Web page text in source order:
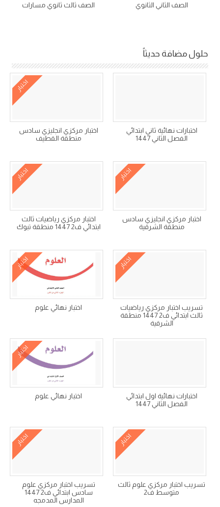
الصف الثاني الثانوي الصف ثالث ثانوي مسارات
حلول مضافة حديثاً
اختبارات نهائية ثاني ابتدائي
الفصل الثاني 1447
اختبار
اختبار مركزي انجليزي سادس
منطقة القطيف
اختبار
اختبار مركزي انجليزي سادس
منطقة الشرقية
اختبار
اختبار مركزي رياضيات ثالث
ابتدائي ف2 1447 منطقة تبوك
اختبار
تسريب اختبار مركزي رياضيات
ثالث ابتدائي ف2 1447 منطقة
الشرقية
اختبار
اختبار نهائي علوم
اختبارات نهائية اول ابتدائي
الفصل الثاني 1447
اختبار
اختبار نهائي علوم
اختبار
تسريب اختبار مركزي علوم ثالث
متوسط ف2
اختبار
تسريب اختبار مركزي علوم
سادس ابتدائي ف2 1447
المدارس المدمجه